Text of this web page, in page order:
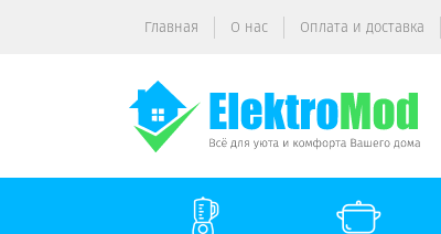
Главная О нас Оплата и доставка